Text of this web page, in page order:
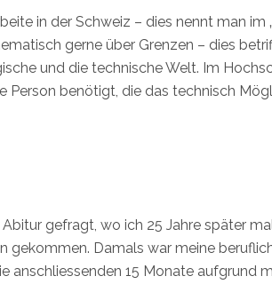
in der Schweiz – dies nennt man im
gerne über Grenzen – dies
und die technische Welt. Im
Person benötigt, die das technisch
gefragt, wo ich 25 Jahre später
gekommen. Damals war meine
anschliessenden 15 Monate aufgrund